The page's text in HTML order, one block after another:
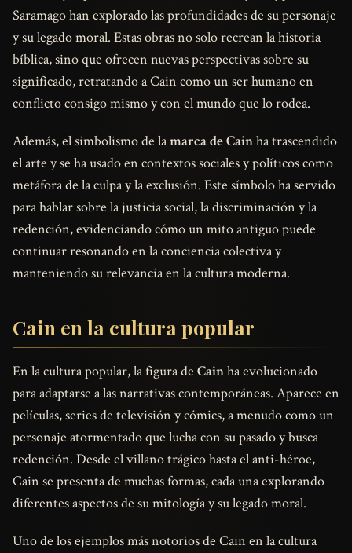
Saramago han explorado las profundidades de su personaje
y su legado moral. Estas obras no solo recrean la historia
bíblica, sino que ofrecen nuevas perspectivas sobre su
significado, retratando a Cain como un ser humano en
conflicto consigo mismo y con el mundo que lo rodea.
Además, el simbolismo de lamarca de Cainha trascendido
el arte y se ha usado en contextos sociales y políticos como
metáfora de la culpa y la exclusión. Este símbolo ha servido
para hablar sobre la justicia social, la discriminación y la
redención, evidenciando cómo un mito antiguo puede
continuar resonando en la conciencia colectiva y
manteniendo su relevancia en la cultura moderna.
Cain en la cultura popular
En la cultura popular, la figura de Cainha evolucionado
para adaptarse a las narrativas contemporáneas. Aparece en
películas, series de televisión y cómics, a menudo como un
personaje atormentado que lucha con su pasado y busca
redención. Desde el villano trágico hasta el anti-héroe,
Cain se presenta de muchas formas, cada una explorando
diferentes aspectos de su mitología y su legado moral.
Uno de los ejemplos más notorios de Cain en la cultura